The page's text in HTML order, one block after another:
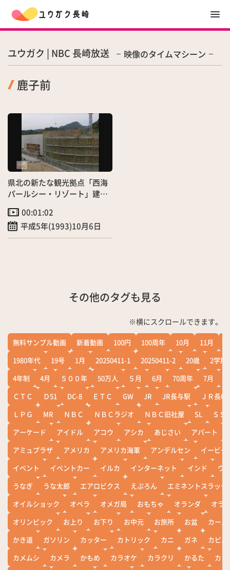
ユウガク | NBC 長崎放送 映像のタイムマシーン
鹿子前
県北の新たな観光拠点「西海
パールシー・リゾート」建設
00:01:02
平成5年(1993)10月6日
その他のタグも見る
※横にスクロールできます。
無料サンプル動画 新着動画 100円 100周年 10月 11月
1980年代
19号 1月 20250411-1 20250411-2 20歳
2学期
4年制
4月 ５００年 50万人 ５月 6月 70周年 7月
ＣＴＣ
Ｄ51 DC-8 ＥＴＣ GW JR JR長与駅
ＪＲ長崎
ＬＰＧ
MR ＮＢＣ ＮＢＣラジオ ＮＢＣ旧社屋 SL
ＳＳ
アーケード
アイドル アコウ アシカ あじさい アパート
アミュプラザ
アメリカ アメリカ海軍 アンデルセン
イービー
イベント
イベントカー イルカ インターネット インド
ウ
うなぎ
うな太郎 エアロビクス えぷろん
エミネントスラック
オイルショック
オペラ オメガ局 おもちゃ オランダ
オラ
オリンピック
お上り お下り お中元 お旅所 お盆
カー
かき道
ガソリン カッター カトリック カニ ガネ
カピバ
カメムシ
カメラ かもめ カラオケ カラクリ かるた
カレ